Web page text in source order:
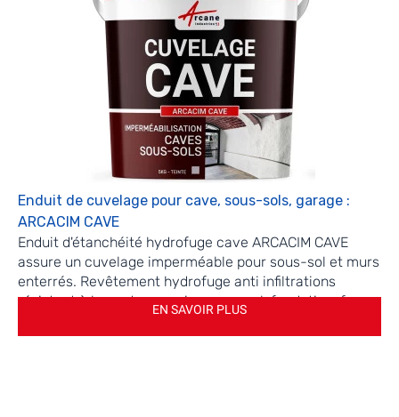
Enduit de cuvelage pour cave, sous-sols, garage :
ARCACIM CAVE
Enduit d'étanchéité hydrofuge cave ARCACIM CAVE
assure un cuvelage imperméable pour sous-sol et murs
enterrés. Revêtement hydrofuge anti infiltrations
résistant à la contrepression sous-sol, fondation, fosse
d'ascenseur. Il s'applique sur le béton, enduit ciment,
parpaings.
EN SAVOIR PLUS